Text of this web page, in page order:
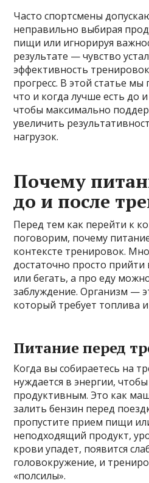
Часто спортсмены
неправильно выбирая
пищи или игнорируя
результате — чувство
эффективность
прогресс. В этой статье
что и когда лучше есть до
чтобы максимально
увеличить
нагрузок.
Почему
до и после
Перед тем как перейти к
поговорим, почему
контексте тренировок.
достаточно просто прийти
или бегать, а про еду
заблуждение. Организм —
который требует топлива
Питание перед
Когда вы собираетесь на
нуждается в энергии,
продуктивным. Это как
залить бензин перед
пропустите прием пищи
неподходящий продукт,
крови упадет, появится
головокружение, и
«полсилы».